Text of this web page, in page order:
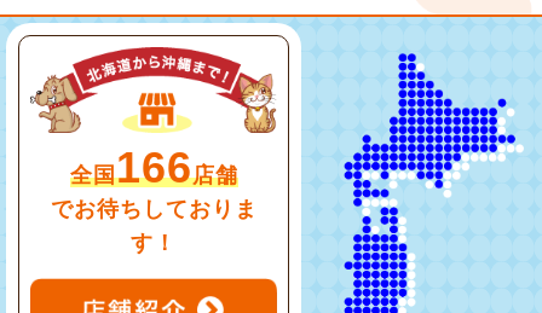
全国166店舗
でお待ちしておりま
す！